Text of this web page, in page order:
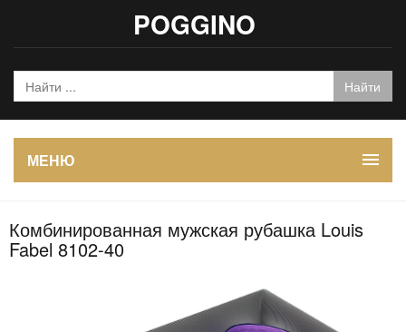
POGGINO
МЕНЮ
Комбинированная мужская рубашка Louis
Fabel 8102-40